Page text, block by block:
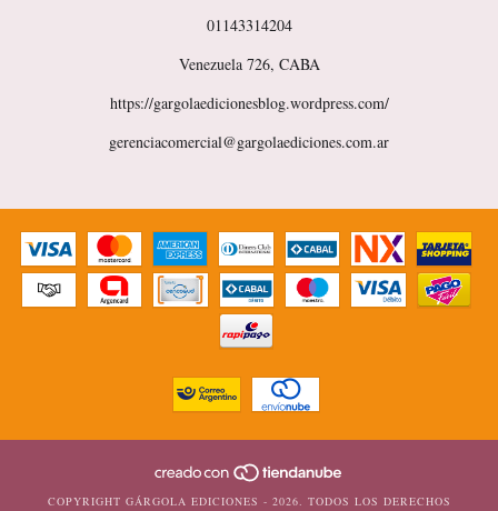
01143314204
Venezuela 726, CABA
https://gargolaedicionesblog.wordpress.com/
gerenciacomercial@gargolaediciones.com.ar
COPYRIGHT GÁRGOLA EDICIONES - 2026. TODOS LOS DERECHOS